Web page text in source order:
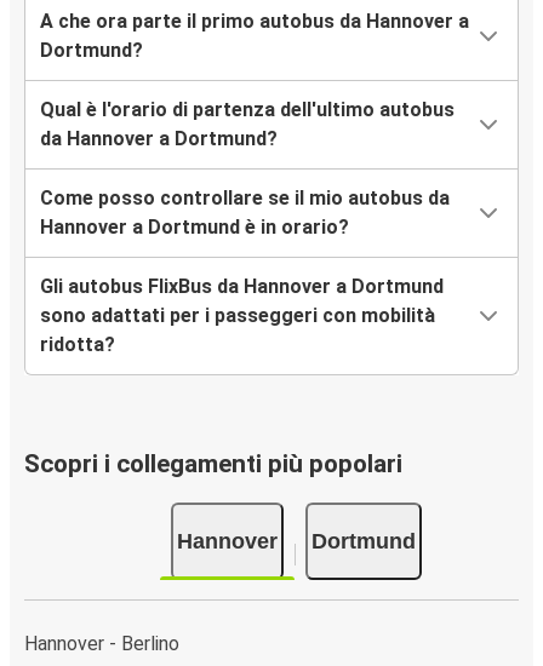
A che ora parte il primo autobus da Hannover a
Dortmund?
Qual è l'orario di partenza dell'ultimo autobus
da Hannover a Dortmund?
Come posso controllare se il mio autobus da
Hannover a Dortmund è in orario?
Gli autobus FlixBus da Hannover a Dortmund
sono adattati per i passeggeri con mobilità
ridotta?
Scopri i collegamenti più popolari
Hannover Dortmund
Hannover - Berlino